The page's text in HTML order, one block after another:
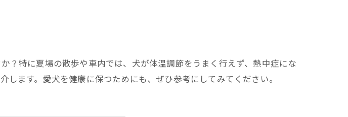
？特に夏場の散歩や車内では、犬が体温調節をうまく行えず、熱中症にな
ます。愛犬を健康に保つためにも、ぜひ参考にしてみてください。